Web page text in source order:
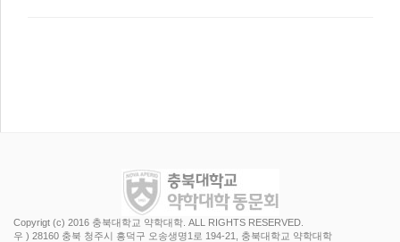
Copyrigt (c) 2016 충북대학교 약학대학. ALL RIGHTS RESERVED.
우 ) 28160 충북 청주시 흥덕구 오송생명1로 194-21, 충북대학교 약학대학